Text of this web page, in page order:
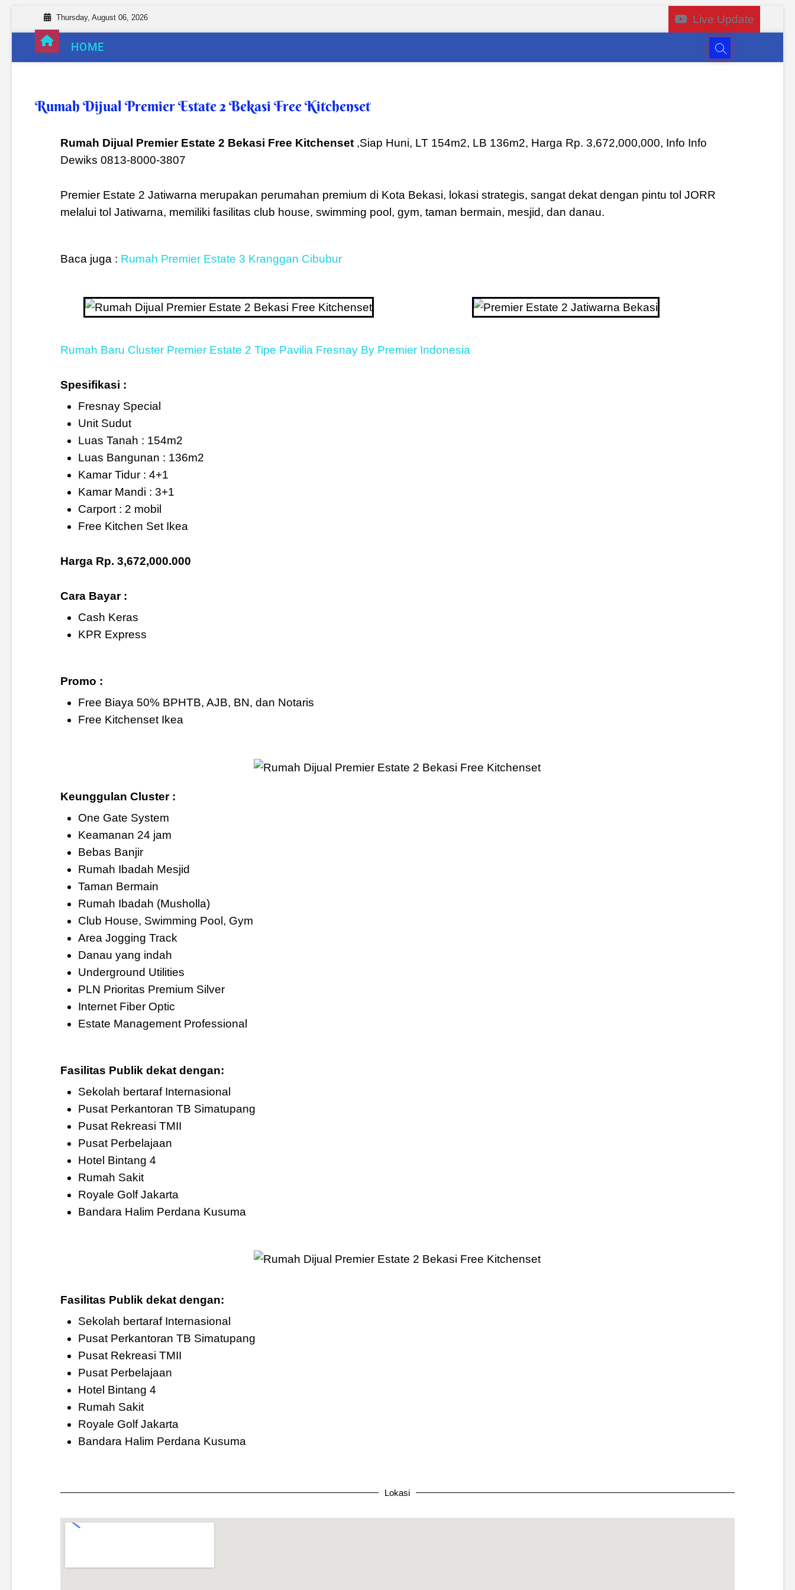
Thursday, August 06, 2026 Live Update
HOME
Rumah Dijual Premier Estate 2 Bekasi Free Kitchenset
Rumah Dijual Premier Estate 2 Bekasi Free Kitchenset,Siap Huni, LT 154m2, LB 136m2, Harga Rp. 3,672,000,000, Info Info
Dewiks 0813-8000-3807
Premier Estate 2 Jatiwarna merupakan perumahan premium di Kota Bekasi, lokasi strategis, sangat dekat dengan pintu tol JORR
melalui tol Jatiwarna, memiliki fasilitas club house, swimming pool, gym, taman bermain, mesjid, dan danau.
Baca juga : Rumah Premier Estate 3 Kranggan Cibubur
Rumah Baru Cluster Premier Estate 2 Tipe Pavilia Fresnay By Premier Indonesia
Spesifikasi :
Fresnay Special
Unit Sudut
Luas Tanah : 154m2
Luas Bangunan : 136m2
Kamar Tidur : 4+1
Kamar Mandi : 3+1
Carport : 2 mobil
Free Kitchen Set Ikea
Harga Rp. 3,672,000.000
Cara Bayar :
Cash Keras
KPR Express
Promo :
Free Biaya 50% BPHTB, AJB, BN, dan Notaris
Free Kitchenset Ikea
Keunggulan Cluster :
One Gate System
Keamanan 24 jam
Bebas Banjir
Rumah Ibadah Mesjid
Taman Bermain
Rumah Ibadah (Musholla)
Club House, Swimming Pool, Gym
Area Jogging Track
Danau yang indah
Underground Utilities
PLN Prioritas Premium Silver
Internet Fiber Optic
Estate Management Professional
Fasilitas Publik dekat dengan:
Sekolah bertaraf Internasional
Pusat Perkantoran TB Simatupang
Pusat Rekreasi TMII
Pusat Perbelajaan
Hotel Bintang 4
Rumah Sakit
Royale Golf Jakarta
Bandara Halim Perdana Kusuma
Fasilitas Publik dekat dengan:
Sekolah bertaraf Internasional
Pusat Perkantoran TB Simatupang
Pusat Rekreasi TMII
Pusat Perbelajaan
Hotel Bintang 4
Rumah Sakit
Royale Golf Jakarta
Bandara Halim Perdana Kusuma
Lokasi